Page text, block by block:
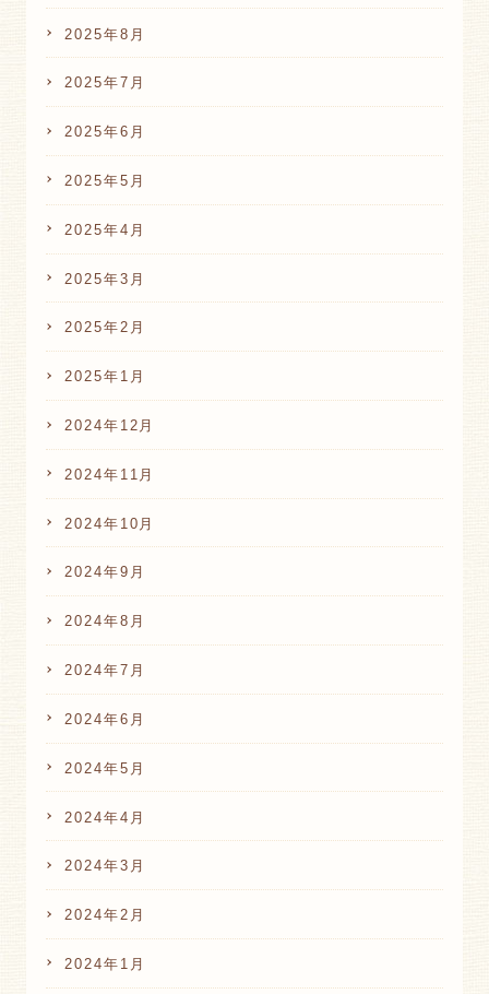
2025年8月
2025年7月
2025年6月
2025年5月
2025年4月
2025年3月
2025年2月
2025年1月
2024年12月
2024年11月
2024年10月
2024年9月
2024年8月
2024年7月
2024年6月
2024年5月
2024年4月
2024年3月
2024年2月
2024年1月